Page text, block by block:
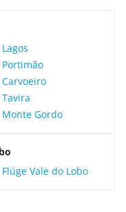
Lagos
Portimão
Carvoeiro
Tavira
Monte Gordo
Flüge Vale do Lobo